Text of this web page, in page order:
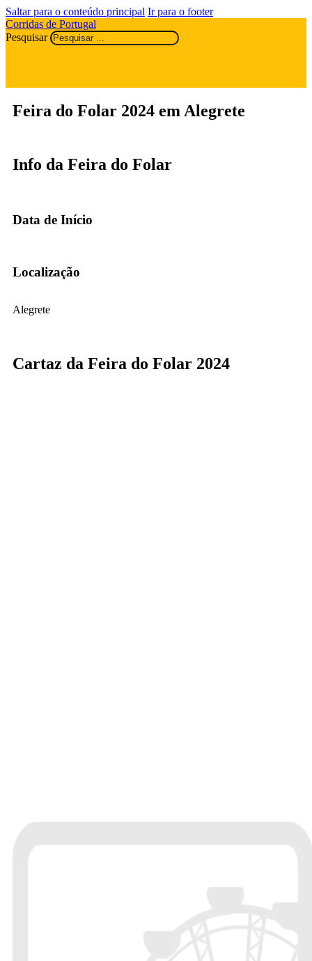
Saltar para o conteúdo principal Ir para o footer
Corridas de Portugal
Pesquisar
Feira do Folar 2024 em Alegrete
Info da Feira do Folar
Data de Início
Localização
Alegrete
Cartaz da Feira do Folar 2024